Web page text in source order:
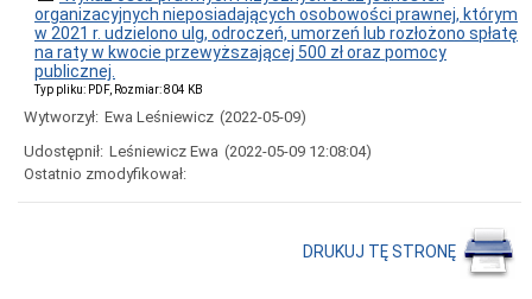
Protokoły
Transmisja
obrad
Wykaz
imiennych
głosowań
radnych
organizacyjnych nieposiadających osobowości prawnej, którym
w 2021 r. udzielono ulg, odroczeń, umorzeń lub rozłożono spłatę
na raty w kwocie przewyższającej 500 zł oraz pomocy
publicznej.
Typ pliku: PDF, Rozmiar: 804 KB
Wytworzył: Ewa Leśniewicz (2022-05-09)
Udostępnił: Leśniewicz Ewa (2022-05-09 12:08:04)
Ostatnio zmodyfikował:
DRUKUJ TĘ STRONĘ